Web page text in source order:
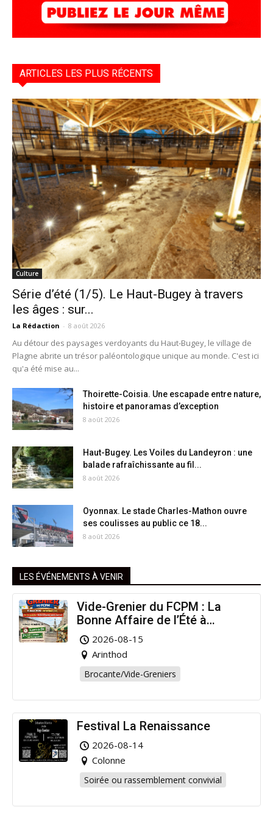
ARTICLES LES PLUS RÉCENTS
Culture
Série d’été (1/5). Le Haut-Bugey à travers
les âges : sur...
La Rédaction - 8 août 2026
Au détour des paysages verdoyants du Haut-Bugey, le village de
Plagne abrite un trésor paléontologique unique au monde. C'est ici
qu'a été mise au...
Thoirette-Coisia. Une escapade entre nature,
histoire et panoramas d’exception
8 août 2026
Haut-Bugey. Les Voiles du Landeyron : une
balade rafraîchissante au fil...
8 août 2026
Oyonnax. Le stade Charles-Mathon ouvre
ses coulisses au public ce 18...
8 août 2026
LES ÉVÉNEMENTS À VENIR
Vide-Grenier du FCPM : La
Bonne Affaire de l’Été à
Arinthod !
2026-08-15
Arinthod
Brocante/Vide-Greniers
Festival La Renaissance
2026-08-14
Colonne
Soirée ou rassemblement convivial